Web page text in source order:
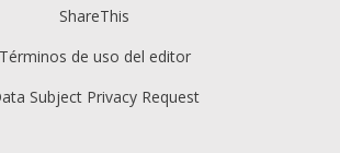
ShareThis
Términos de uso del editor
Subject Privacy Request